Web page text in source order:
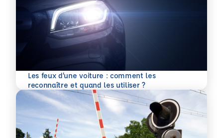
Les feux d’une voiture : comment les
reconnaître et quand les utiliser ?
En savoir plus